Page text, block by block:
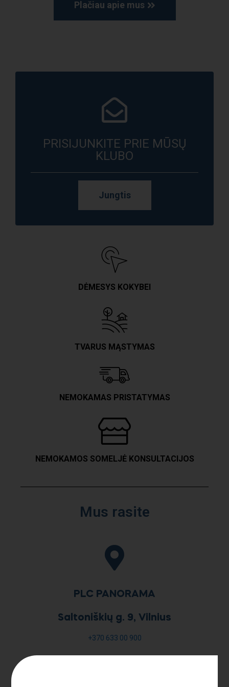
Plačiau apie mus
PRISIJUNKITE PRIE MŪSŲ
KLUBO
Jungtis
DĖMESYS KOKYBEI
TVARUS MĄSTYMAS
NEMOKAMAS PRISTATYMAS
NEMOKAMOS SOMELJĖ KONSULTACIJOS
Mus rasite
PLC PANORAMA
Saltoniškių g. 9, Vilnius
+370 633 00 900